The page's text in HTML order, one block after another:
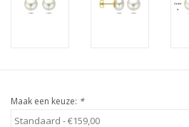
Maak een keuze: *